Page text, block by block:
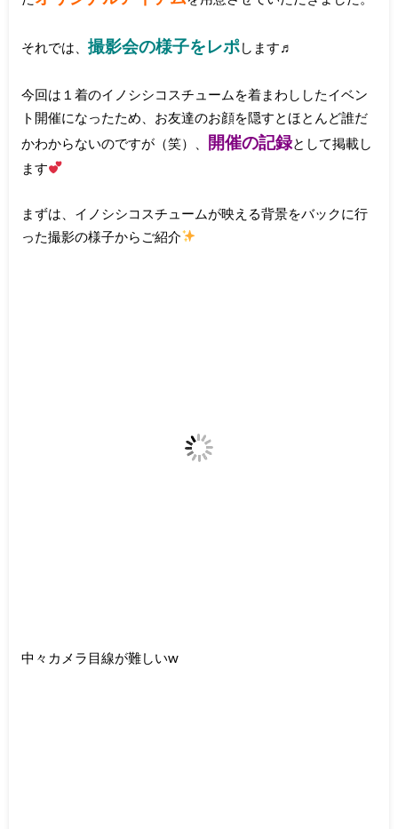
それでは、 撮影会の様子をレポします♬
今回は１着のイノシシコスチュームを着まわししたイベン
ト開催になったため、お友達のお顔を隠すとほとんど誰だ
かわからないのですが（笑）、
開催の記録として掲載し
ます
まずは、イノシシコスチュームが映える背景をバックに行
った撮影の様子からご紹介
中々カメラ目線が難しいw